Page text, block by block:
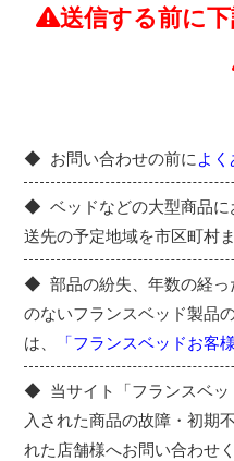
送信する前に
お問い合わせの前に よ
ベッドなどの大型商品
送先の予定地域を市区町村
部品の紛失、年数の経
のないフランスベッド製品
は、
「フランスベッドお客
当サイト「フランスベ
入された商品の故障・初期
れた店舗様へお問い合わせく